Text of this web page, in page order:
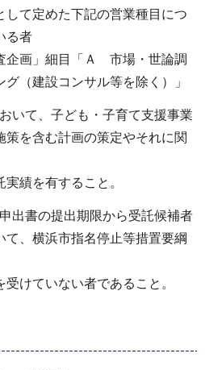
て定めた下記の営業種目につ
る者
画」細目「Ａ 市場・世論調
（建設コンサル等を除く）」
いて、子ども・子育て支援事業
を含む計画の策定やそれに関
績を有すること。
出書の提出期限から受託候補者
、横浜市指名停止等措置要綱
けていない者であること。